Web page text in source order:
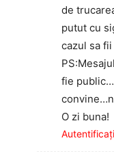
de
putut cu
cazul sa
fie
O zi buna!